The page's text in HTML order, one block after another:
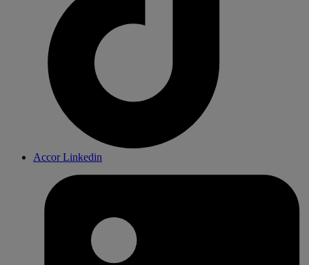
Accor Linkedin